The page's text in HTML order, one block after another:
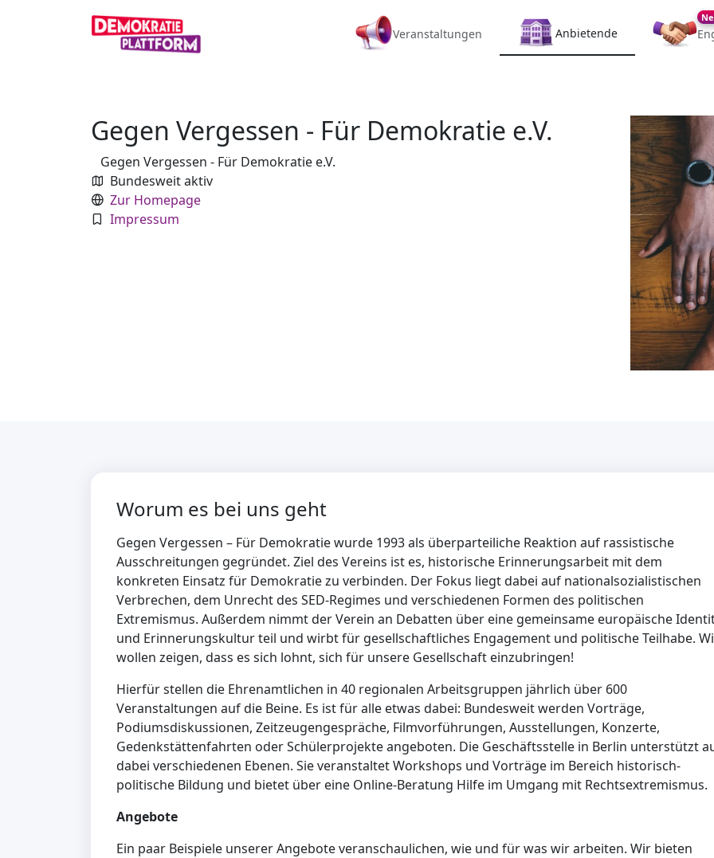
Veranstaltungen Anbietende
Gegen Vergessen - Für Demokratie e.V.
Gegen Vergessen - Für Demokratie e.V.
Bundesweit aktiv
Zur Homepage
Impressum
Worum es bei uns geht
Gegen Vergessen – Für Demokratie wurde 1993 als überparteiliche Reaktion auf rassistische
Ausschreitungen gegründet. Ziel des Vereins ist es, historische Erinnerungsarbeit mit dem
konkreten Einsatz für Demokratie zu verbinden. Der Fokus liegt dabei auf nationalsozialistischen
Verbrechen, dem Unrecht des SED-Regimes und verschiedenen Formen des politischen
Extremismus. Außerdem nimmt der Verein an Debatten über eine gemeinsame europäische
und Erinnerungskultur teil und wirbt für gesellschaftliches Engagement und politische Teilhabe.
wollen zeigen, dass es sich lohnt, sich für unsere Gesellschaft einzubringen!
Hierfür stellen die Ehrenamtlichen in 40 regionalen Arbeitsgruppen jährlich über 600
Veranstaltungen auf die Beine. Es ist für alle etwas dabei: Bundesweit werden Vorträge,
Podiumsdiskussionen, Zeitzeugengespräche, Filmvorführungen, Ausstellungen, Konzerte,
Gedenkstättenfahrten oder Schülerprojekte angeboten. Die Geschäftsstelle in Berlin unterstützt
dabei verschiedenen Ebenen. Sie veranstaltet Workshops und Vorträge im Bereich historisch-
politische Bildung und bietet über eine Online-Beratung Hilfe im Umgang mit Rechtsextremismus.
Angebote
Ein paar Beispiele unserer Angebote veranschaulichen, wie und für was wir arbeiten. Wir bieten